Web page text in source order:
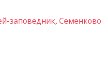
заповедник, Семенково